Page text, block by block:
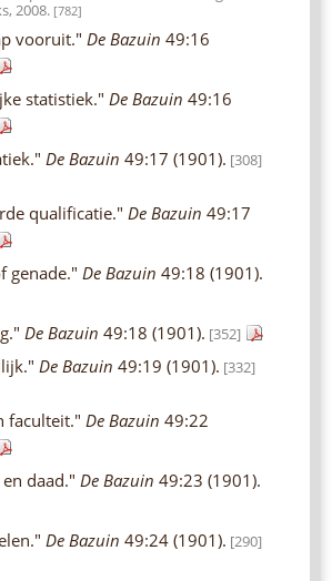
2008. [782]
vooruit." De Bazuin 49:16
statistiek." De Bazuin 49:16
De Bazuin 49:17 (1901). [308]
qualificatie." De Bazuin 49:17
genade." De Bazuin 49:18 (1901).
De Bazuin 49:18 (1901). [352]
De Bazuin 49:19 (1901). [332]
faculteit." De Bazuin 49:22
daad." De Bazuin 49:23 (1901).
De Bazuin 49:24 (1901). [290]